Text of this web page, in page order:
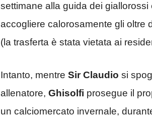
settimane alla guida dei
accogliere calorosamente gli oltre
(la trasferta è stata vietata ai
Intanto, mentre Sir Claudio si
allenatore, Ghisolfi prosegue il
un calciomercato invernale,